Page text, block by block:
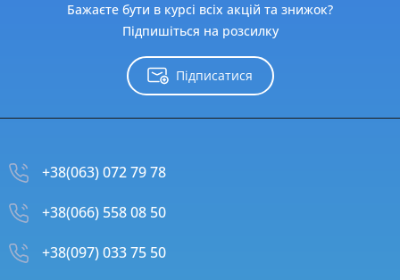
Бажаєте бути в курсі всіх акцій та знижок?
Підпишіться на розсилку
Підписатися
+38(063) 072 79 78
+38(066) 558 08 50
+38(097) 033 75 50